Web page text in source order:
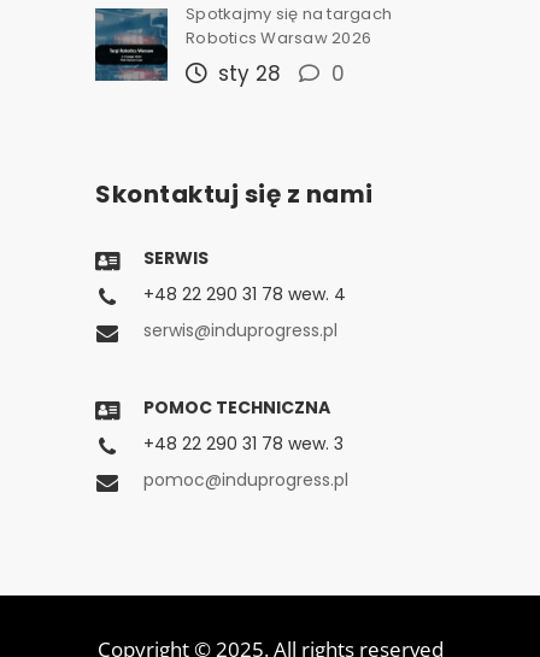
Spotkajmy się na targach
Robotics Warsaw 2026
sty 28 0
Skontaktuj się z nami
SERWIS
+48 22 290 31 78 wew. 4
serwis@induprogress.pl
POMOC TECHNICZNA
+48 22 290 31 78 wew. 3
pomoc@induprogress.pl
Copyright © 2025. All rights reserved